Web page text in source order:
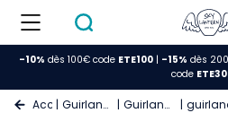
-10% dès 100€ code ETE100| -15% dès
code
Accueil Guirlande Lumineuse Guirlande Guinguette